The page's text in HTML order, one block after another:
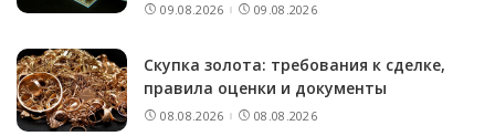
09.08.2026 09.08.2026
Скупка золота: требования к сделке,
правила оценки и документы
08.08.2026 08.08.2026